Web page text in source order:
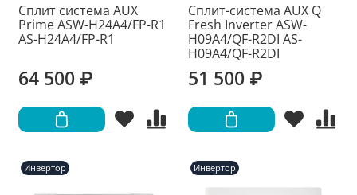
Сплит система AUX
Prime ASW-H24A4/FP-R1
AS-H24A4/FP-R1
64 500 ₽
Сплит-система AUX Q
Fresh Inverter ASW-
H09A4/QF-R2DI AS-
H09A4/QF-R2DI
51 500 ₽
Инвертор Инвертор